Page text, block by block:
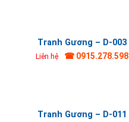
Tranh Gương – D-003
Liên hệ ☎ 0915.278.598
Tranh Gương – D-011